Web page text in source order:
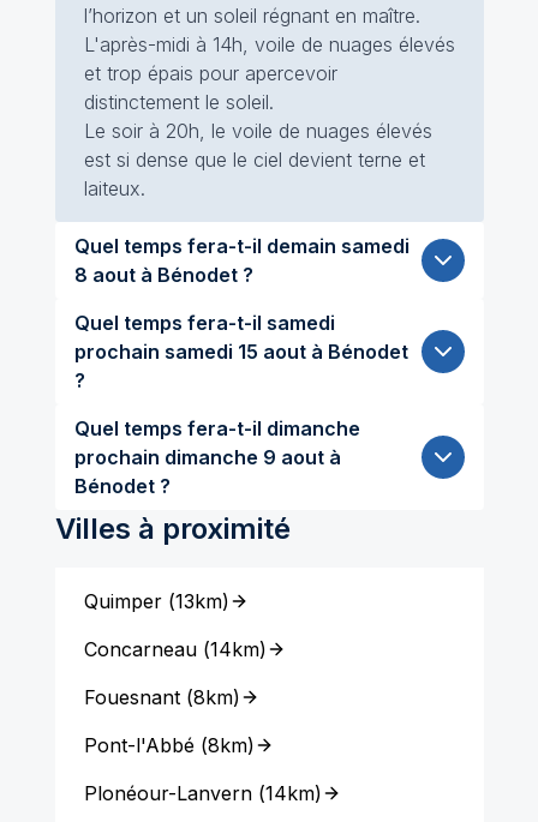
l’horizon et un soleil régnant en maître.
L'après-midi à 14h, voile de nuages élevés
et trop épais pour apercevoir
distinctement le soleil.
Le soir à 20h, le voile de nuages élevés
est si dense que le ciel devient terne et
laiteux.
Quel temps fera-t-il demain samedi
8 aout à Bénodet ?
Quel temps fera-t-il samedi
prochain samedi 15 aout à Bénodet
?
Quel temps fera-t-il dimanche
prochain dimanche 9 aout à
Bénodet ?
Villes à proximité
Quimper(13km)
Concarneau(14km)
Fouesnant(8km)
Pont-l'Abbé(8km)
Plonéour-Lanvern(14km)